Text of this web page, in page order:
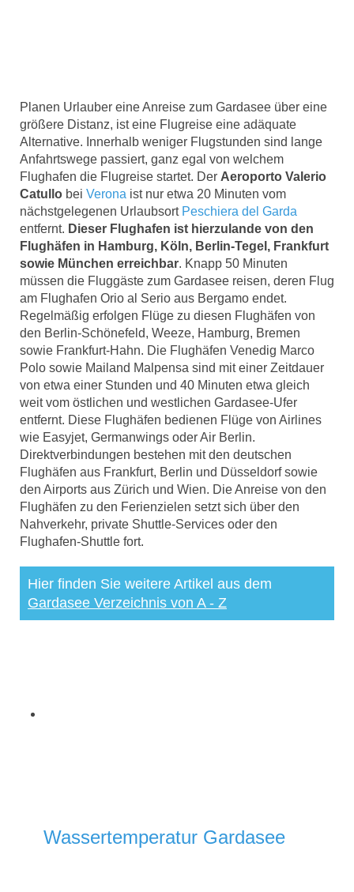
Planen Urlauber eine Anreise zum Gardasee über eine
größere Distanz, ist eine Flugreise eine adäquate
Alternative. Innerhalb weniger Flugstunden sind lange
Anfahrtswege passiert, ganz egal von welchem
Flughafen die Flugreise startet. Der Aeroporto Valerio
Catullo bei Verona ist nur etwa 20 Minuten vom
nächstgelegenen Urlaubsort Peschiera del Garda
entfernt. Dieser Flughafen ist hierzulande von den
Flughäfen in Hamburg, Köln, Berlin-Tegel, Frankfurt
sowie München erreichbar. Knapp 50 Minuten
müssen die Fluggäste zum Gardasee reisen, deren Flug
am Flughafen Orio al Serio aus Bergamo endet.
Regelmäßig erfolgen Flüge zu diesen Flughäfen von
den Berlin-Schönefeld, Weeze, Hamburg, Bremen
sowie Frankfurt-Hahn. Die Flughäfen Venedig Marco
Polo sowie Mailand Malpensa sind mit einer Zeitdauer
von etwa einer Stunden und 40 Minuten etwa gleich
weit vom östlichen und westlichen Gardasee-Ufer
entfernt. Diese Flughäfen bedienen Flüge von Airlines
wie Easyjet, Germanwings oder Air Berlin.
Direktverbindungen bestehen mit den deutschen
Flughäfen aus Frankfurt, Berlin und Düsseldorf sowie
den Airports aus Zürich und Wien. Die Anreise von den
Flughäfen zu den Ferienzielen setzt sich über den
Nahverkehr, private Shuttle-Services oder den
Flughafen-Shuttle fort.
Hier finden Sie weitere Artikel aus dem
Gardasee Verzeichnis von A - Z
Wassertemperatur Gardasee